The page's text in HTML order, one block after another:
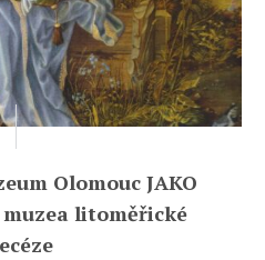
Olomouc JAKO
muzea litoměřické